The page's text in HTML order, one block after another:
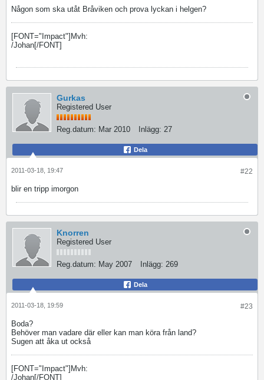
Någon som ska utåt Bråviken och prova lyckan i helgen?
[FONT="Impact"]Mvh:
/Johan[/FONT]
Gurkas
Registered User
Reg.datum: Mar 2010 Inlägg: 27
Dela
#22
2011-03-18, 19:47
blir en tripp imorgon
Knorren
Registered User
Reg.datum: May 2007 Inlägg: 269
Dela
#23
2011-03-18, 19:59
Boda?
Behöver man vadare där eller kan man köra från land?
Sugen att åka ut också
[FONT="Impact"]Mvh:
/Johan[/FONT]